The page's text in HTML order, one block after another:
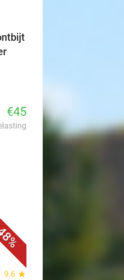
€45
9.6 star